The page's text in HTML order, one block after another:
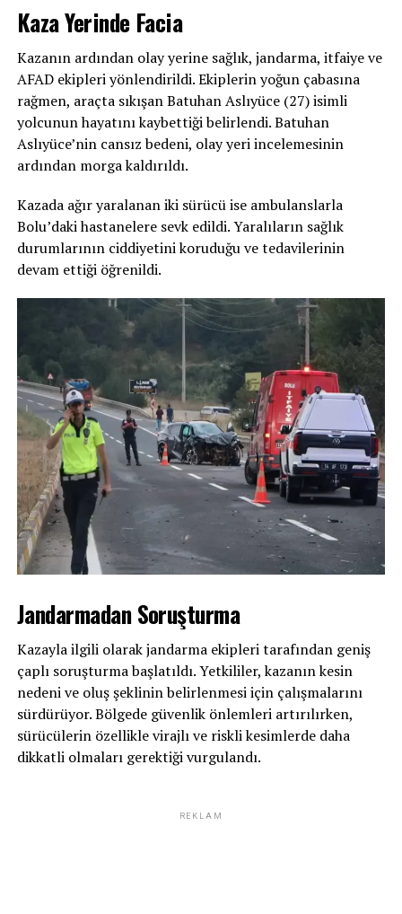
Kaza Yerinde Facia
Kazanın ardından olay yerine sağlık, jandarma, itfaiye ve
AFAD ekipleri yönlendirildi. Ekiplerin yoğun çabasına
rağmen, araçta sıkışan Batuhan Aslıyüce (27) isimli
yolcunun hayatını kaybettiği belirlendi. Batuhan
Aslıyüce’nin cansız bedeni, olay yeri incelemesinin
ardından morga kaldırıldı.
Kazada ağır yaralanan iki sürücü ise ambulanslarla
Bolu’daki hastanelere sevk edildi. Yaralıların sağlık
durumlarının ciddiyetini koruduğu ve tedavilerinin
devam ettiği öğrenildi.
Jandarmadan Soruşturma
Kazayla ilgili olarak jandarma ekipleri tarafından geniş
çaplı soruşturma başlatıldı. Yetkililer, kazanın kesin
nedeni ve oluş şeklinin belirlenmesi için çalışmalarını
sürdürüyor. Bölgede güvenlik önlemleri artırılırken,
sürücülerin özellikle virajlı ve riskli kesimlerde daha
dikkatli olmaları gerektiği vurgulandı.
REKLAM